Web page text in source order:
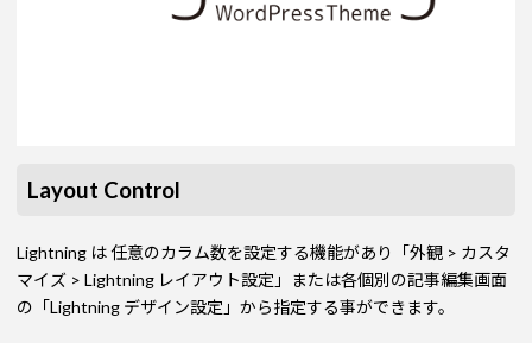
Layout Control
Lightning は 任意のカラム数を設定する機能があり「外観 > カスタ
マイズ > Lightning レイアウト設定」または各個別の記事編集画面
の「Lightning デザイン設定」から指定する事ができます。